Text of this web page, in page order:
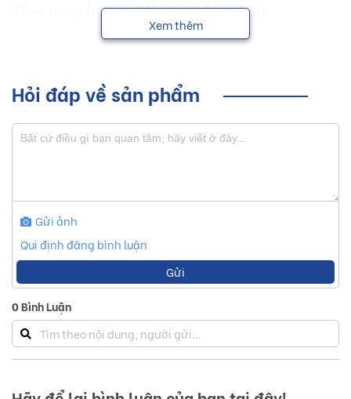
Tổng trọng lượng: 8,5kg (mặt bàn: 6kg)
Xem thêm
Hỏi đáp về sản phẩm
Gửi ảnh
Qui định đăng bình luận
Gửi
0Bình Luận